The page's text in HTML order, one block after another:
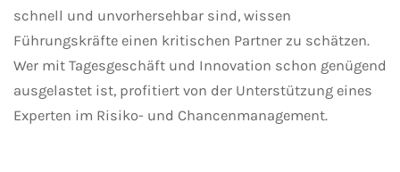
schnell und unvorhersehbar sind, wissen
Führungskräfte einen kritischen Partner zu schätzen.
Wer mit Tagesgeschäft und Innovation schon genügend
ausgelastet ist, profitiert von der Unterstützung eines
Experten im Risiko- und Chancenmanagement.